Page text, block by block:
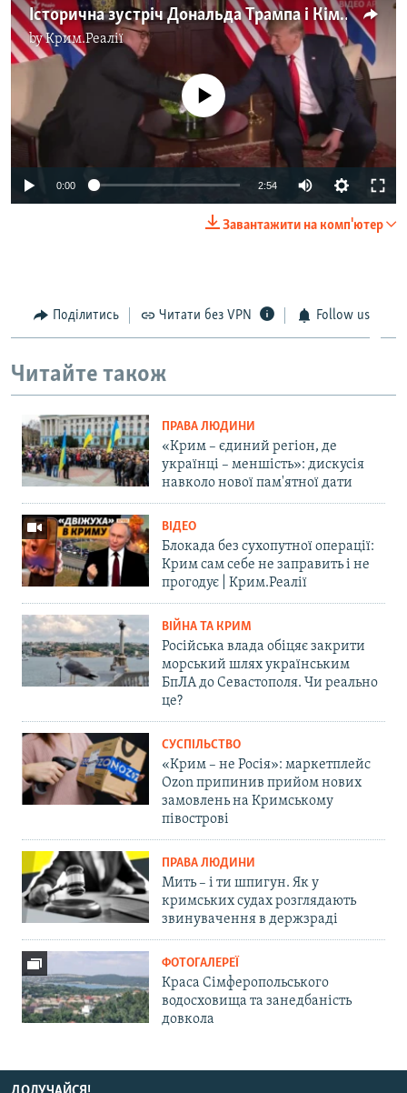
Історична зустріч Дональда Трампа і Кім Чен Ина – відео
byКрим.Реалії
No media source currently available
0:00 2:54
Завантажити на комп'ютер
Поділитись Читати без VPN Follow us
Читайте також
ПРАВА ЛЮДИНИ
«Крим – єдиний регіон, де
українці – меншість»: дискусія
навколо нової пам'ятної дати
ВІДЕО
Блокада без сухопутної операції:
Крим сам себе не заправить і не
прогодує | Крим.Реалії
ВІЙНА ТА КРИМ
Російська влада обіцяє закрити
морський шлях українським
БпЛА до Севастополя. Чи реально
це?
СУСПІЛЬСТВО
«Крим – не Росія»: маркетплейс
Ozon припинив прийом нових
замовлень на Кримському
півострові
ПРАВА ЛЮДИНИ
Мить – і ти шпигун. Як у
кримських судах розглядають
звинувачення в держзраді
ФОТОГАЛЕРЕЇ
Краса Сімферопольського
водосховища та занедбаність
довкола